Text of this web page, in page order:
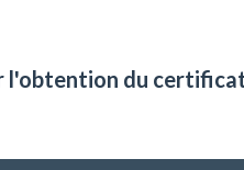
l'obtention du